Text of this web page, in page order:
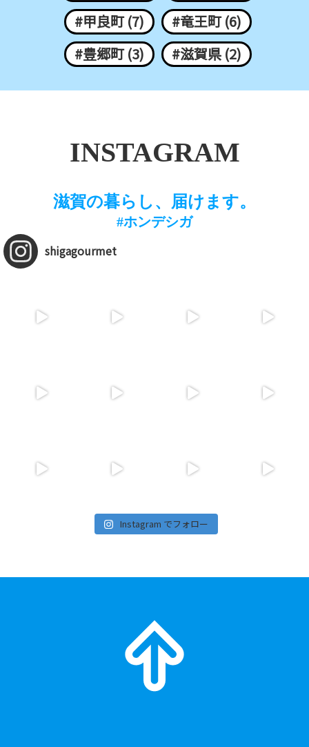
#甲良町 (7)
#竜王町 (6)
#豊郷町 (3)
#滋賀県 (2)
INSTAGRAM
滋賀の暮らし、届けます。
#ホンデシガ
shigagourmet
Instagram でフォロー